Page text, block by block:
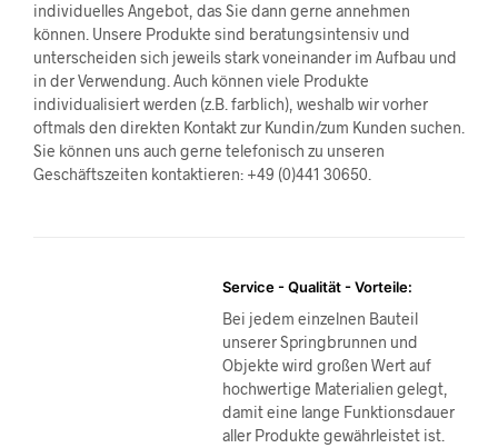
individuelles Angebot, das Sie dann gerne annehmen
können. Unsere Produkte sind beratungsintensiv und
unterscheiden sich jeweils stark voneinander im Aufbau und
in der Verwendung. Auch können viele Produkte
individualisiert werden (z.B. farblich), weshalb wir vorher
oftmals den direkten Kontakt zur Kundin/zum Kunden suchen.
Sie können uns auch gerne telefonisch zu unseren
Geschäftszeiten kontaktieren: +49 (0)441 30650.
Service - Qualität - Vorteile:
Bei jedem einzelnen Bauteil
unserer Springbrunnen und
Objekte wird großen Wert auf
hochwertige Materialien gelegt,
damit eine lange Funktionsdauer
aller Produkte gewährleistet ist.